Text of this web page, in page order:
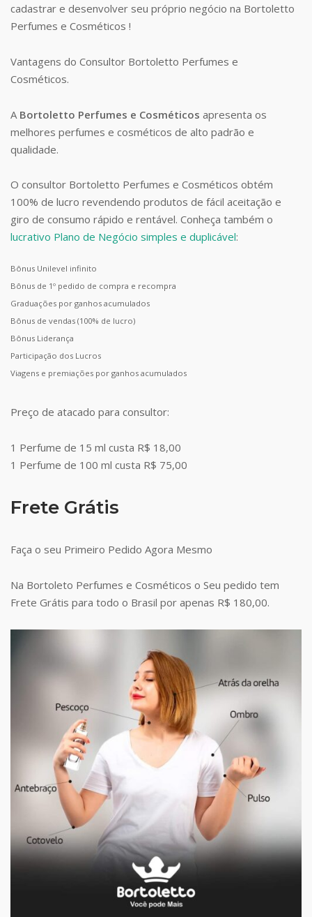
cadastrar e desenvolver seu próprio negócio na Bortoletto
Perfumes e Cosméticos !
Vantagens do Consultor Bortoletto Perfumes e
Cosméticos.
A Bortoletto Perfumes e Cosméticos apresenta os
melhores perfumes e cosméticos de alto padrão e
qualidade.
O consultor Bortoletto Perfumes e Cosméticos obtém
100% de lucro revendendo produtos de fácil aceitação e
giro de consumo rápido e rentável. Conheça também o
lucrativo Plano de Negócio simples e duplicável:
Bônus Unilevel infinito
Bônus de 1º pedido de compra e recompra
Graduações por ganhos acumulados
Bônus de vendas (100% de lucro)
Bônus Liderança
Participação dos Lucros
Viagens e premiações por ganhos acumulados
Preço de atacado para consultor:
1 Perfume de 15 ml custa R$ 18,00
1 Perfume de 100 ml custa R$ 75,00
Frete Grátis
Faça o seu Primeiro Pedido Agora Mesmo
Na Bortoleto Perfumes e Cosméticos o Seu pedido tem
Frete Grátis para todo o Brasil por apenas R$ 180,00.